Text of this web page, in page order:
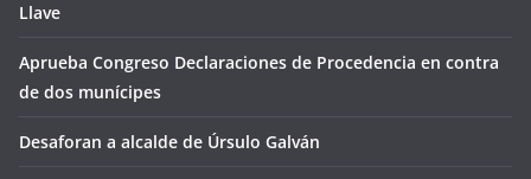
Llave
Aprueba Congreso Declaraciones de Procedencia en contra
de dos munícipes
Desaforan a alcalde de Úrsulo Galván